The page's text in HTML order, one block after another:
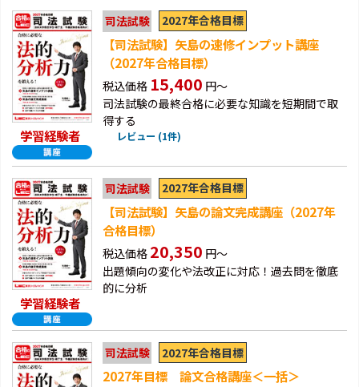
学習経験者
司法試験 2027年合格目標
【司法試験】矢島の速修インプット講座
（2027年合格目標）
税込価格 15,400 円～
司法試験の最終合格に必要な知識を短期間で取
得する
レビュー (1件)
学習経験者
司法試験 2027年合格目標
【司法試験】矢島の論文完成講座（2027年
合格目標）
税込価格 20,350 円～
出題傾向の変化や法改正に対応！過去問を徹底
的に分析
司法試験 2027年合格目標
2027年目標 論文合格講座＜一括＞